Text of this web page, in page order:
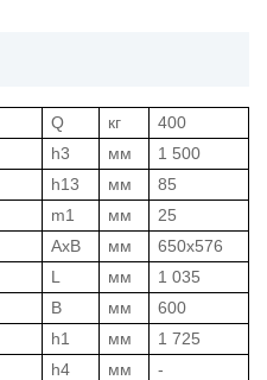
Q кг
400
h3 мм
1 500
h13 мм
85
m1 мм
25
AxB мм
650x576
L мм
1 035
B мм
600
h1 мм
1 725
h4 мм
-